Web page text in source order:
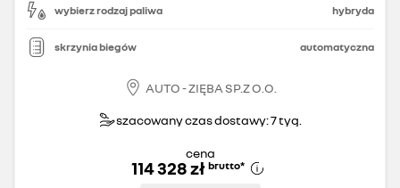
wybierz rodzaj paliwa hybryda
skrzynia biegów automatyczna
AUTO - ZIĘBA SP.Z O.O.
szacowany czas dostawy: 7 tyg.
cena
114 328 zł brutto*